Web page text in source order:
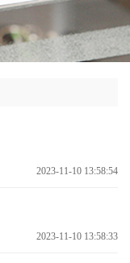
2023-11-10 13:58:54
2023-11-10 13:58:33